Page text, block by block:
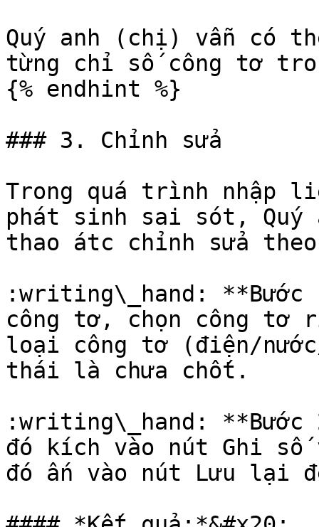
Quý anh (chị) vẫn có
từng chỉ số công tơ
{% endhint %}
### 3. Chỉnh sửa
Trong quá trình nhập
phát sinh sai sót, Quý
thao átc chỉnh sửa
:writing\_hand:
công tơ, chọn công tơ
loại công tơ (điện/
thái là chưa chốt.
:writing\_hand:
đó kích vào nút Ghi
đó ấn vào nút Lưu lại